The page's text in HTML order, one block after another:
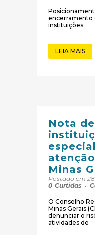
encerramento
instituições.
LEIA MAIS
Nota
Minas
Postado em
0 Curtidas
O Conselho
Minas Gerais
denunciar o
atividades de